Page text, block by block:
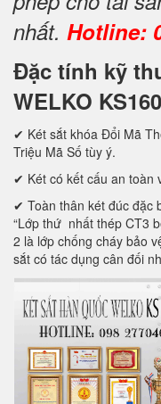
nhất. Hotline:
Đặc tính kỹ
WELKO
✔ Két sắt khóa Đổi Mã
Triệu Mã Số tùy ý.
✔ Két có kết cấu an toàn
✔ Toàn thân két đúc đặc
“Lớp thứ nhất thép CT3
2 là lớp chống cháy bảo
sắt có tác dụng cân đối